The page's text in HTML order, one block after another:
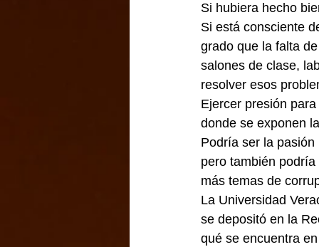
Si hubiera hecho
Si está consciente
grado que la falta
salones de clase,
resolver esos
Ejercer presión
donde se exponen
Podría ser la
pero también
más temas de
La Universidad
se depositó en la
qué se encuentra